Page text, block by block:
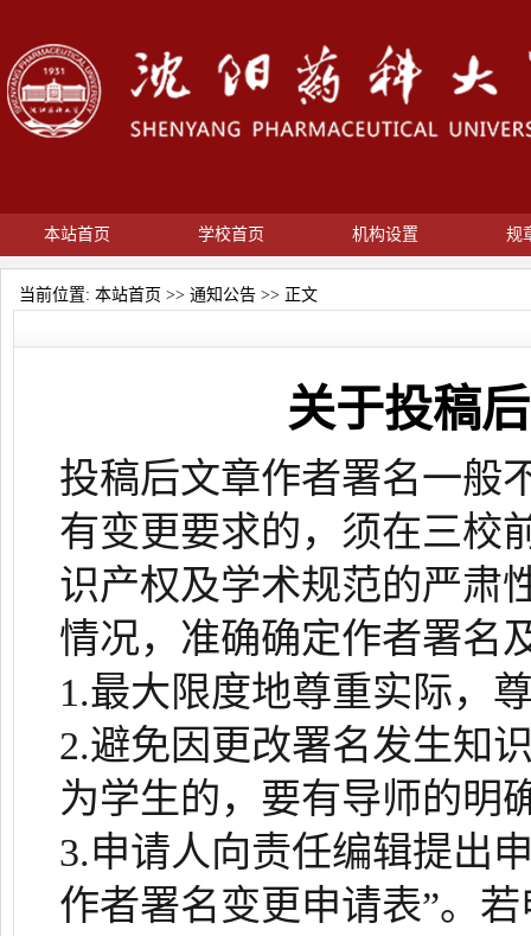
本站首页 学校首页 机构设置 规
当前位置: 本站首页 >> 通知公告 >> 正文
关于投稿
投稿后文章作者署名一般
有变更要求的，须在三校
识产权及学术规范的严肃
情况，准确确定作者署名
1.最大限度地尊重实际，
2.避免因更改署名发生知
为学生的，要有导师的明
3.申请人向责任编辑提出
作者署名变更申请表”。